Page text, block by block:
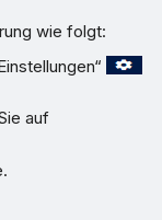
wie folgt:
auf